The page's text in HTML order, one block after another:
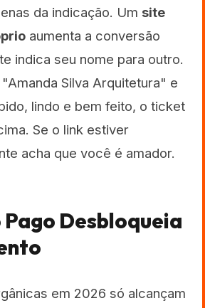
da indicação. Um site
aumenta a conversão
indica seu nome para outro.
Silva Arquitetura" e
lindo e bem feito, o ticket
Se o link estiver
acha que você é amador.
Desbloqueia
em 2026 só alcançam